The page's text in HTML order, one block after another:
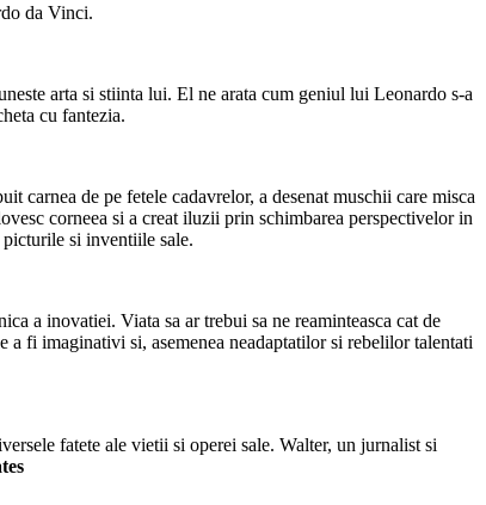
da Vinci.
arta si stiinta lui. El ne arata cum geniul lui Leonardo s-a
cu fantezia.
carnea de pe fetele cadavrelor, a desenat muschii care misca
corneea si a creat iluzii prin schimbarea perspectivelor in
picturile si inventiile sale.
a inovatiei. Viata sa ar trebui sa ne reaminteasca cat de
fi imaginativi si, asemenea neadaptatilor si rebelilor talentati
fatete ale vietii si operei sale. Walter, un jurnalist si